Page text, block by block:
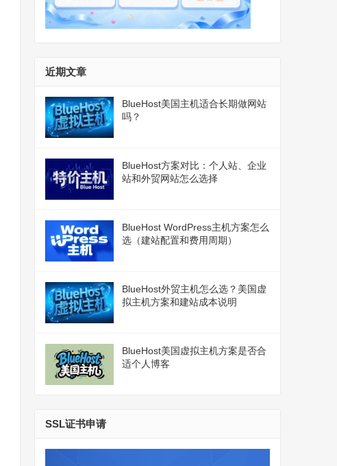
近期文章
BlueHost美国主机适合长期做网站
吗？
BlueHost方案对比：个人站、企业
站和外贸网站怎么选择
BlueHost WordPress主机方案怎么
选（建站配置和费用周期）
BlueHost外贸主机怎么选？美国虚
拟主机方案和建站成本说明
BlueHost美国虚拟主机方案是否合
适个人博客
SSL证书申请